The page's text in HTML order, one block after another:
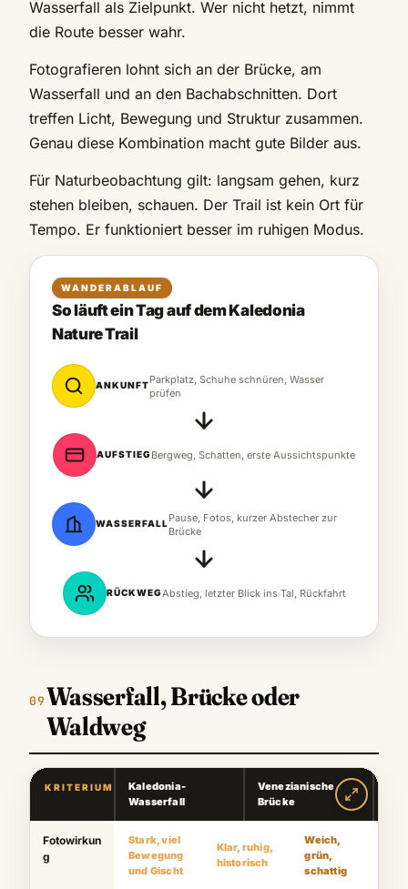
Wasserfall als Zielpunkt. Wer nicht hetzt, nimmt
die Route besser wahr.
Fotografieren lohnt sich an der Brücke, am
Wasserfall und an den Bachabschnitten. Dort
treffen Licht, Bewegung und Struktur zusammen.
Genau diese Kombination macht gute Bilder aus.
Für Naturbeobachtung gilt: langsam gehen, kurz
stehen bleiben, schauen. Der Trail ist kein Ort für
Tempo. Er funktioniert besser im ruhigen Modus.
WANDERABLAUF
So läuft ein Tag auf dem Kaledonia
Nature Trail
ANKUNFTParkplatz, Schuhe schnüren, Wasser
prüfen
AUFSTIEGBergweg, Schatten, erste Aussichtspunkte
WASSERFALLPause, Fotos, kurzer Abstecher zur
Brücke
RÜCKWEGAbstieg, letzter Blick ins Tal, Rückfahrt
Wasserfall, Brücke oder
Waldweg
KRITERIUM
Kaledonia-
Wasserfall
Venezianische
Brücke
Fotowirkun
g
Stark, viel
Bewegung
und Gischt
Klar, ruhig,
historisch
Weich,
grün,
schattig